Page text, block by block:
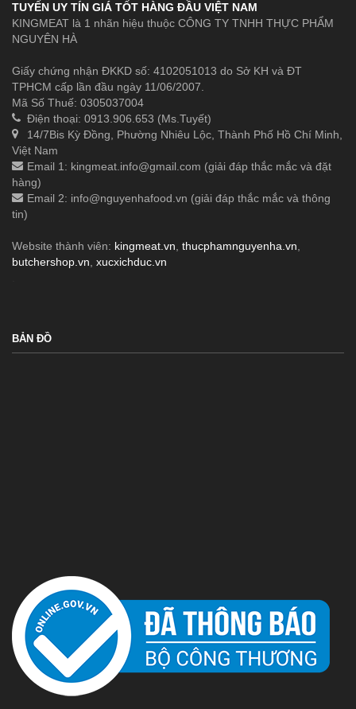
TUYẾN UY TÍN GIÁ TỐT HÀNG ĐẦU VIỆT NAM
KINGMEAT là 1 nhãn hiệu thuộc CÔNG TY TNHH THỰC PHẨM
NGUYÊN HÀ
Giấy chứng nhận ĐKKD số: 4102051013 do Sở KH và ĐT
TPHCM cấp lần đầu ngày 11/06/2007.
Mã Số Thuế: 0305037004
Điện thoại: 0913.906.653 (Ms.Tuyết)
14/7Bis Kỳ Đồng, Phường Nhiêu Lộc, Thành Phố Hồ Chí Minh,
Việt Nam
Email 1: kingmeat.info@gmail.com (giải đáp thắc mắc và đặt
hàng)
Email 2: info@nguyenhafood.vn (giải đáp thắc mắc và thông
tin)
Website thành viên: kingmeat.vn thucphamnguyenha.vn
butchershop.vn xucxichduc.vn
BẢN ĐỒ